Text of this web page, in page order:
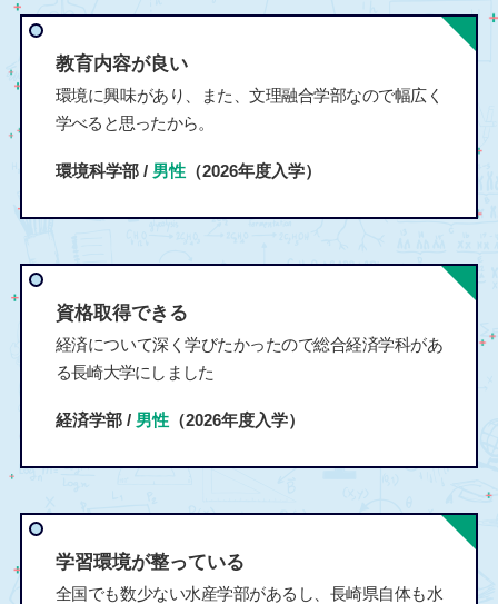
教育内容が良い
環境に興味があり、また、文理融合学部なので幅広く
学べると思ったから。
環境科学部 / 男性（2026年度入学）
資格取得できる
経済について深く学びたかったので総合経済学科があ
る長崎大学にしました
経済学部 / 男性（2026年度入学）
学習環境が整っている
全国でも数少ない水産学部があるし、長崎県自体も水